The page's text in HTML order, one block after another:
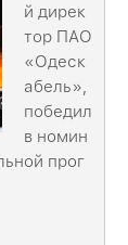
й дирек
тор ПАО
«Одеск
абель»,
победил
в номин
прог